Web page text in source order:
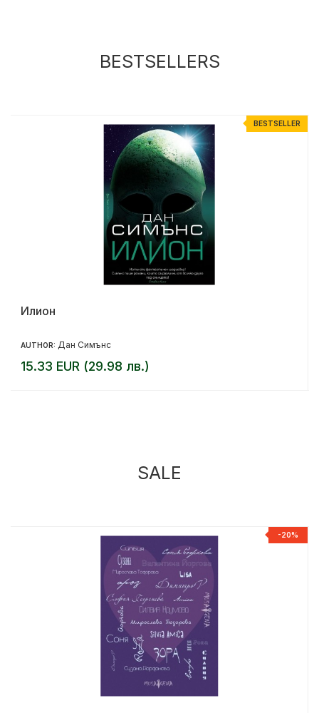
BESTSELLERS
BESTSELLER
Илион
AUTHOR: Дан Симънс
15.33 EUR (29.98 лв.)
SALE
-20%